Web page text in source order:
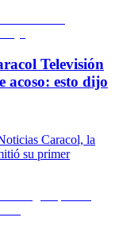
Televisión
acoso: esto dijo
Caracol, la
su primer